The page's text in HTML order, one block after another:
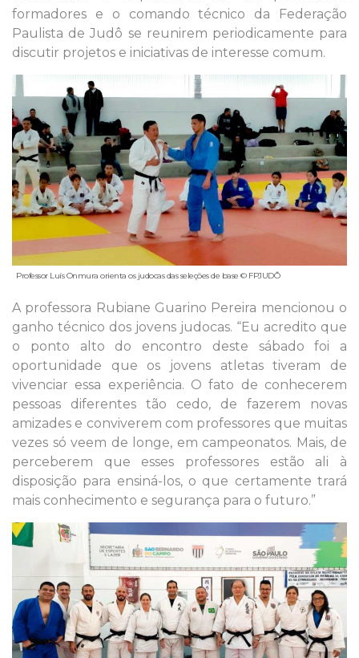
formadores e o comando técnico da Federação
Paulista de Judô se reunirem periodicamente para
discutir projetos e iniciativas de interesse comum.
Professor Luís Onmura orienta os judocas das seleções de base © FPJUDÔ
A professora Rubiane Guarino Pereira mencionou o
ganho técnico dos jovens judocas. “Eu acredito que
o ponto alto do encontro deste sábado foi a
oportunidade que os jovens atletas tiveram de
vivenciar essa experiência. O fato de conhecerem
pessoas diferentes tão cedo, de fazerem novas
amizades e conviverem com professores que muitas
vezes só veem de longe, em campeonatos. Mais, de
perceberem que esses professores estão ali à
disposição para ensiná-los, o que certamente trará
mais conhecimento e segurança para o futuro.”